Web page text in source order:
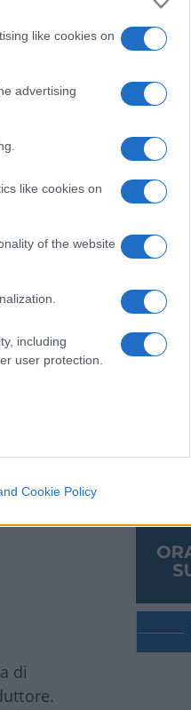
like cookies on
advertising
like cookies on
of the website
including
user protection.
Cookie Policy
di